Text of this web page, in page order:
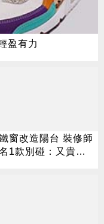
盈有力
窗改造陽台 裝修師
1款別碰：又貴又